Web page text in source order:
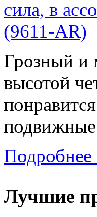
Грозный
высотой
подвижные
Подробнее
Лучшие